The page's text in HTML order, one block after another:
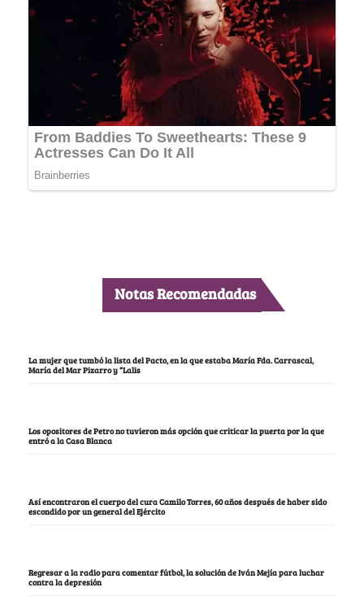
Notas Recomendadas
La mujer que tumbó la lista del Pacto, en la que estaba María Fda. Carrascal,
María del Mar Pizarro y “Lalis
Los opositores de Petro no tuvieron más opción que criticar la puerta por la que
entró a la Casa Blanca
Así encontraron el cuerpo del cura Camilo Torres, 60 años después de haber sido
escondido por un general del Ejército
Regresar a la radio para comentar fútbol, la solución de Iván Mejía para luchar
contra la depresión